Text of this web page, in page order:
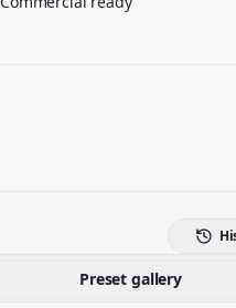
Preset gallery